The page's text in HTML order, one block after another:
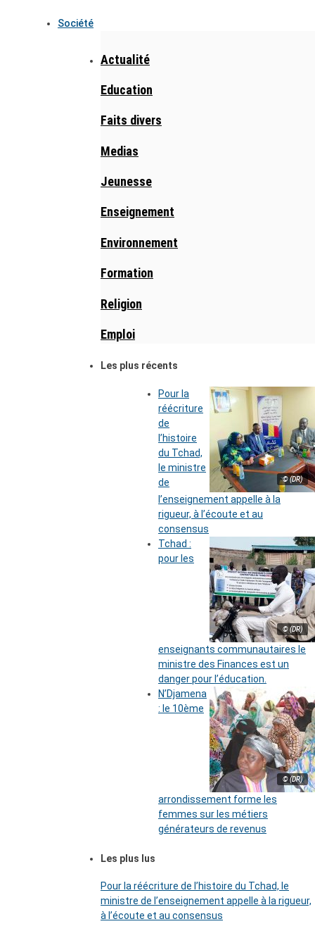
Société
Actualité
Education
Faits divers
Medias
Jeunesse
Enseignement
Environnement
Formation
Religion
Emploi
Les plus récents
© (DR)
Pour la
réécriture
de
l’histoire
du Tchad,
le ministre
de
l’enseignement appelle à la
rigueur, à l’écoute et au
consensus
© (DR)
Tchad :
pour les
enseignants communautaires le
ministre des Finances est un
danger pour l’éducation.
© (DR)
N’Djamena
: le 10ème
arrondissement forme les
femmes sur les métiers
générateurs de revenus
Les plus lus
Pour la réécriture de l’histoire du Tchad, le
ministre de l’enseignement appelle à la rigueur,
à l’écoute et au consensus